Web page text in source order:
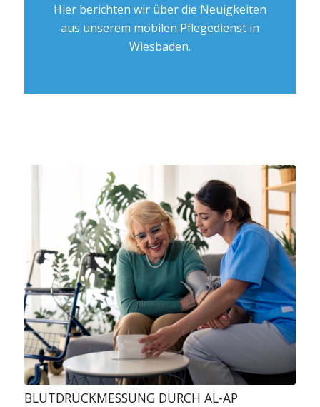
Hier berichten wir über die Neuigkeiten
aus unserem mobilen Pflegedienst in
Wiesbaden.
BLUTDRUCKMESSUNG DURCH AL-AP